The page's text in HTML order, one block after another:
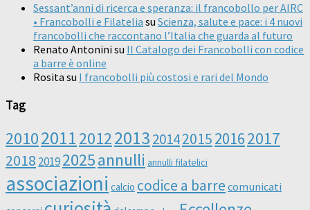
Sessant’anni di ricerca e speranza: il francobollo per AIRC
• Francobolli e Filatelia su Scienza, salute e pace: i 4 nuovi
francobolli che raccontano l’Italia che guarda al futuro
Renato Antonini su Il Catalogo dei Francobolli con codice
a barre è online
Rosita su I francobolli più costosi e rari del Mondo
Tag
20102011201220132014201520162017
2018 20192025annulli annulli filatelici
associazioni calcio codice a barre comunicati